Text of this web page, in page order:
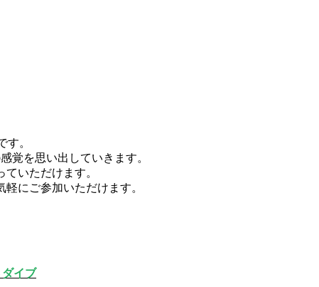
す。
覚を思い出していきます。
いただけます。
にご参加いただけます。
イブ